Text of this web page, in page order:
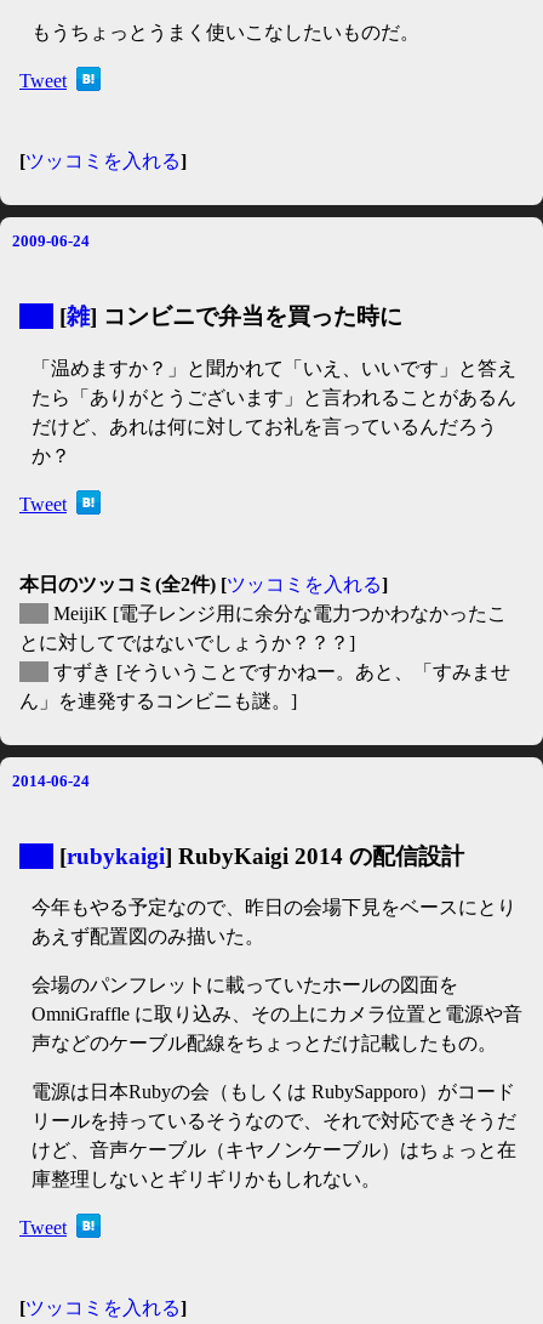
もうちょっとうまく使いこなしたいものだ。
Tweet
[ツッコミを入れる]
2009-06-24
[雑] コンビニで弁当を買った時に
「温めますか？」と聞かれて「いえ、いいです」と答え
たら「ありがとうございます」と言われることがあるん
だけど、あれは何に対してお礼を言っているんだろう
か？
Tweet
本日のツッコミ(全2件) [ツッコミを入れる]
MeijiK [電子レンジ用に余分な電力つかわなかったこ
とに対してではないでしょうか？？？]
すずき [そういうことですかねー。あと、「すみませ
ん」を連発するコンビニも謎。]
2014-06-24
[rubykaigi] RubyKaigi 2014 の配信設計
今年もやる予定なので、昨日の会場下見をベースにとり
あえず配置図のみ描いた。
会場のパンフレットに載っていたホールの図面を
OmniGraffle に取り込み、その上にカメラ位置と電源や音
声などのケーブル配線をちょっとだけ記載したもの。
電源は日本Rubyの会（もしくは RubySapporo）がコード
リールを持っているそうなので、それで対応できそうだ
けど、音声ケーブル（キヤノンケーブル）はちょっと在
庫整理しないとギリギリかもしれない。
Tweet
[ツッコミを入れる]